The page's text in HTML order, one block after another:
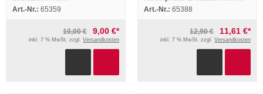
Ersatzteilkatalog Parts List
Art.-Nr.: 65359
10,00 € 9,00 €*
inkl. 7 % MwSt. zzgl. Versandkosten
Ersatzteilkatalog Spare Parts
Art.-Nr.: 65388
12,90 € 11,61 €*
inkl. 7 % MwSt. zzgl. Versandkosten